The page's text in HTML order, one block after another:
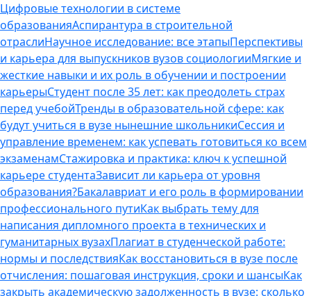
Цифровые технологии в системе
образованияАспирантура в строительной
отраслиНаучное исследование: все этапыПерспективы
и карьера для выпускников вузов социологииМягкие и
жесткие навыки и их роль в обучении и построении
карьерыСтудент после 35 лет: как преодолеть страх
перед учебойТренды в образовательной сфере: как
будут учиться в вузе нынешние школьникиСессия и
управление временем: как успевать готовиться ко всем
экзаменамСтажировка и практика: ключ к успешной
карьере студентаЗависит ли карьера от уровня
образования?Бакалавриат и его роль в формировании
профессионального путиКак выбрать тему для
написания дипломного проекта в технических и
гуманитарных вузахПлагиат в студенческой работе:
нормы и последствияКак восстановиться в вузе после
отчисления: пошаговая инструкция, сроки и шансыКак
закрыть академическую задолженность в вузе: сколько